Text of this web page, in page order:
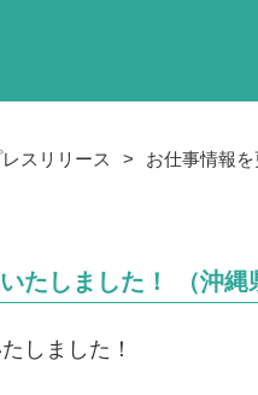
スリリース お仕事情報
たしました！ （沖
しました！